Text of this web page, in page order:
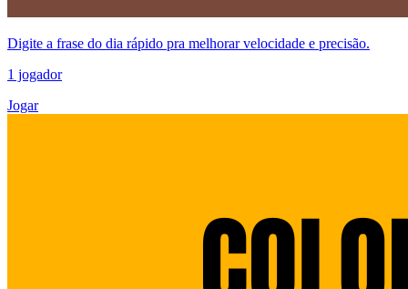
Digite a frase do dia rápido pra melhorar velocidade e precisão.
1 jogador
Jogar